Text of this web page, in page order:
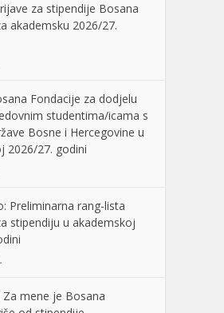
za stipendije Bosana
akademsku 2026/27.
Fondacije za dodjelu
studentima/icama s
Bosne i Hercegovine u
2026/27. godini
Preliminarna rang-lista
stipendiju u akademskoj
Za mene je Bosana